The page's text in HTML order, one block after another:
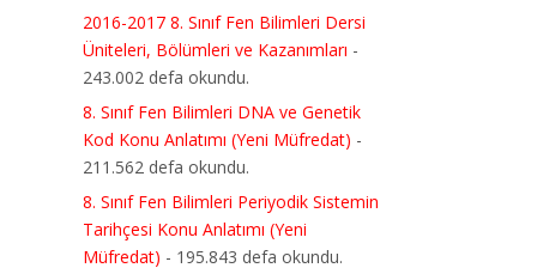
2016-2017 8. Sınıf Fen Bilimleri Dersi
Üniteleri, Bölümleri ve Kazanımları -
243.002 defa okundu.
8. Sınıf Fen Bilimleri DNA ve Genetik
Kod Konu Anlatımı (Yeni Müfredat) -
211.562 defa okundu.
8. Sınıf Fen Bilimleri Periyodik Sistemin
Tarihçesi Konu Anlatımı (Yeni
Müfredat) - 195.843 defa okundu.